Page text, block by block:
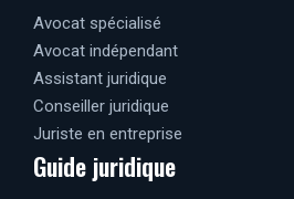
Avocat spécialisé
Avocat indépendant
Assistant juridique
Conseiller juridique
Juriste en entreprise
Guide juridique